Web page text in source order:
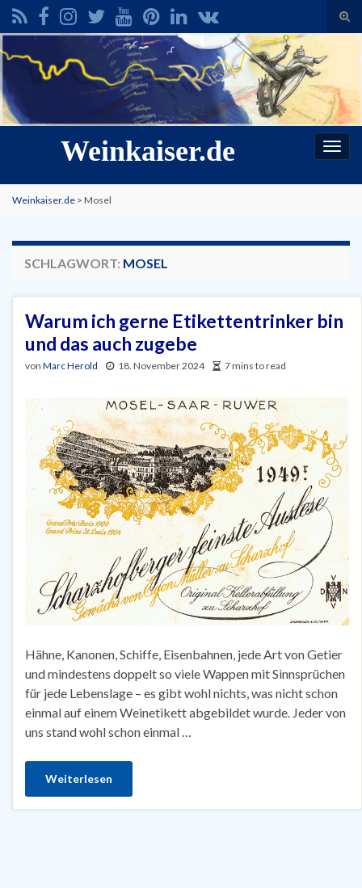
Search for:
Weinkaiser.de
Weinkaiser.de > Mosel
SCHLAGWORT: MOSEL
Warum ich gerne Etikettentrinker bin
und das auch zugebe
von Marc Herold 18. November 2024 7 mins to read
Hähne, Kanonen, Schiffe, Eisenbahnen, jede Art von Getier
und mindestens doppelt so viele Wappen mit Sinnsprüchen
für jede Lebenslage – es gibt wohl nichts, was nicht schon
einmal auf einem Weinetikett abgebildet wurde. Jeder von
uns stand wohl schon einmal …
Weiterlesen